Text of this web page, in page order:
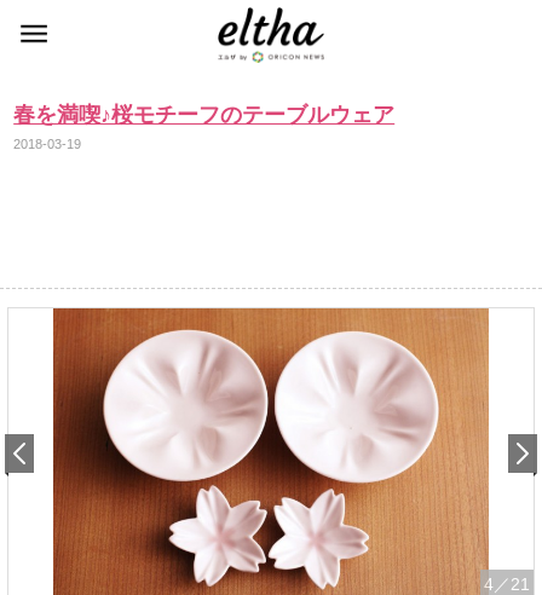
春を満喫♪桜モチーフのテーブルウェア
2018-03-19
4 ／21